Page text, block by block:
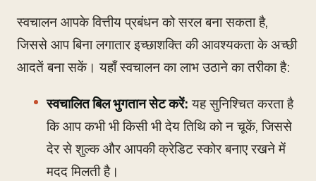
स्वचालन आपके वित्तीय प्रबंधन को सरल बना सकता है,
जिससे आप बिना लगातार इच्छाशक्ति की आवश्यकता के अच्छी
आदतें बना सकें। यहाँ स्वचालन का लाभ उठाने का तरीका है:
स्वचालित बिल भुगतान सेट करें: यह सुनिश्चित करता है
कि आप कभी भी किसी भी देय तिथि को न चूकें, जिससे
देर से शुल्क और आपकी क्रेडिट स्कोर बनाए रखने में
मदद मिलती है।